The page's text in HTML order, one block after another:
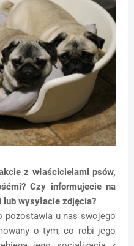
z właścicielami psów,
Czy informujecie na
wysyłacie zdjęcia?
pozostawia u nas swojego
o tym, co robi jego